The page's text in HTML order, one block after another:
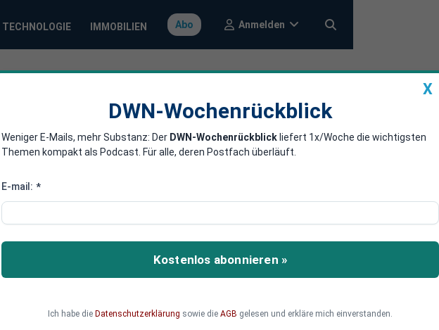
TECHNOLOGIE IMMOBILIEN Abo Anmelden
für mehr
Bundesregierung den Arbeitsmarkt ab
Teilzeitaufstockungsprämie soll Anreize
Voraussetzungen für die neue
X
DWN-Wochenrückblick
Weniger E-Mails, mehr Substanz: Der DWN-Wochenrückblick liefert 1x/Woche die wichtigsten
Themen kompakt als Podcast. Für alle, deren Postfach überläuft.
E-mail: *
Kostenlos abonnieren »
Ich habe die Datenschutzerklärung sowie die AGB gelesen und erkläre mich einverstanden.